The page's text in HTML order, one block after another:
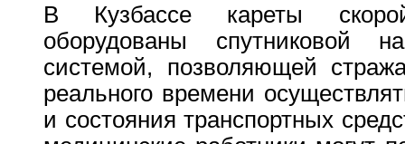
В Кузбассе кареты
оборудованы спутниковой
системой, позволяющей
реального времени
и состояния транспортных